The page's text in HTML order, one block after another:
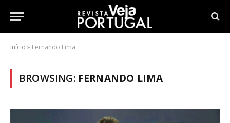
Início » Fernando Lima
BROWSING: FERNANDO LIMA